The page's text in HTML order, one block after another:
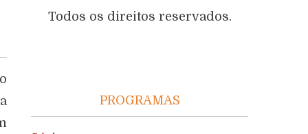
Todos os direitos reservados.
PROGRAMAS